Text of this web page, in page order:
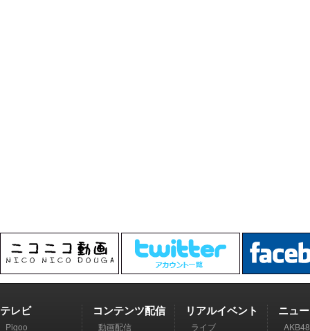
テレビ
Pigoo
コンテンツ配信
動画配信
リアルイベント
ライブ
ニュ
AKB48